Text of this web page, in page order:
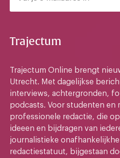
Trajectum
Trajectum Online brengt
Utrecht. Met dagelijkse
interviews, achtergronden,
podcasts. Voor studenten en
professionele redactie, die
ideeen en bijdragen van
journalistieke
redactiestatuut, bijgestaan